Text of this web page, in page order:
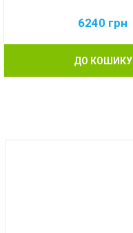
6240 грн
ДО КОШИКУ